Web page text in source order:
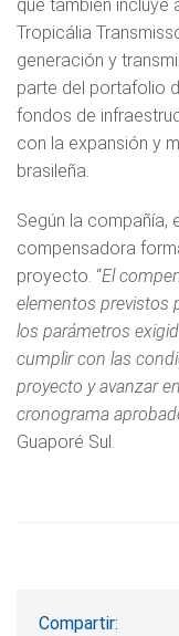
que también incluye
Tropicália
generación y
parte del portafolio
fondos de
con la expansión y
brasileña.
Según la compañía,
compensadora
proyecto. “El
elementos previstos
los parámetros
cumplir con las
proyecto y avanzar
cronograma
Guaporé Sul.
Compartir: